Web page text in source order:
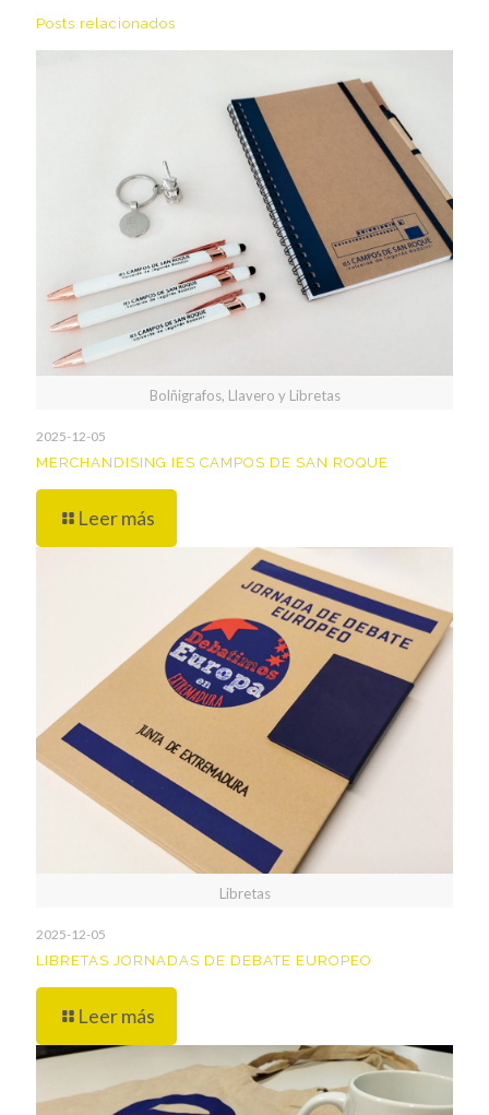
Posts relacionados
Bolñigrafos, Llavero y Libretas
2025-12-05
MERCHANDISING IES CAMPOS DE SAN ROQUE
Leer más
Libretas
2025-12-05
LIBRETAS JORNADAS DE DEBATE EUROPEO
Leer más